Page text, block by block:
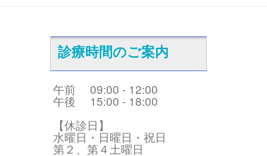
診療時間のご案内
午前 09:00 - 12:00
午後 15:00 - 18:00
【休診日】
水曜日・日曜日・祝日
第２、第４土曜日